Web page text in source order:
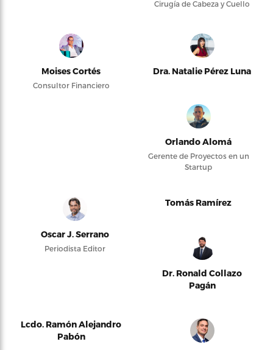
Cirugía de Cabeza y Cuello
Moises Cortés
Consultor Financiero
Dra. Natalie Pérez Luna
Orlando Alomá
Gerente de Proyectos en un
Startup
Oscar J. Serrano
Periodista Editor
Tomás Ramírez
Dr. Ronald Collazo
Pagán
Lcdo. Ramón Alejandro
Pabón